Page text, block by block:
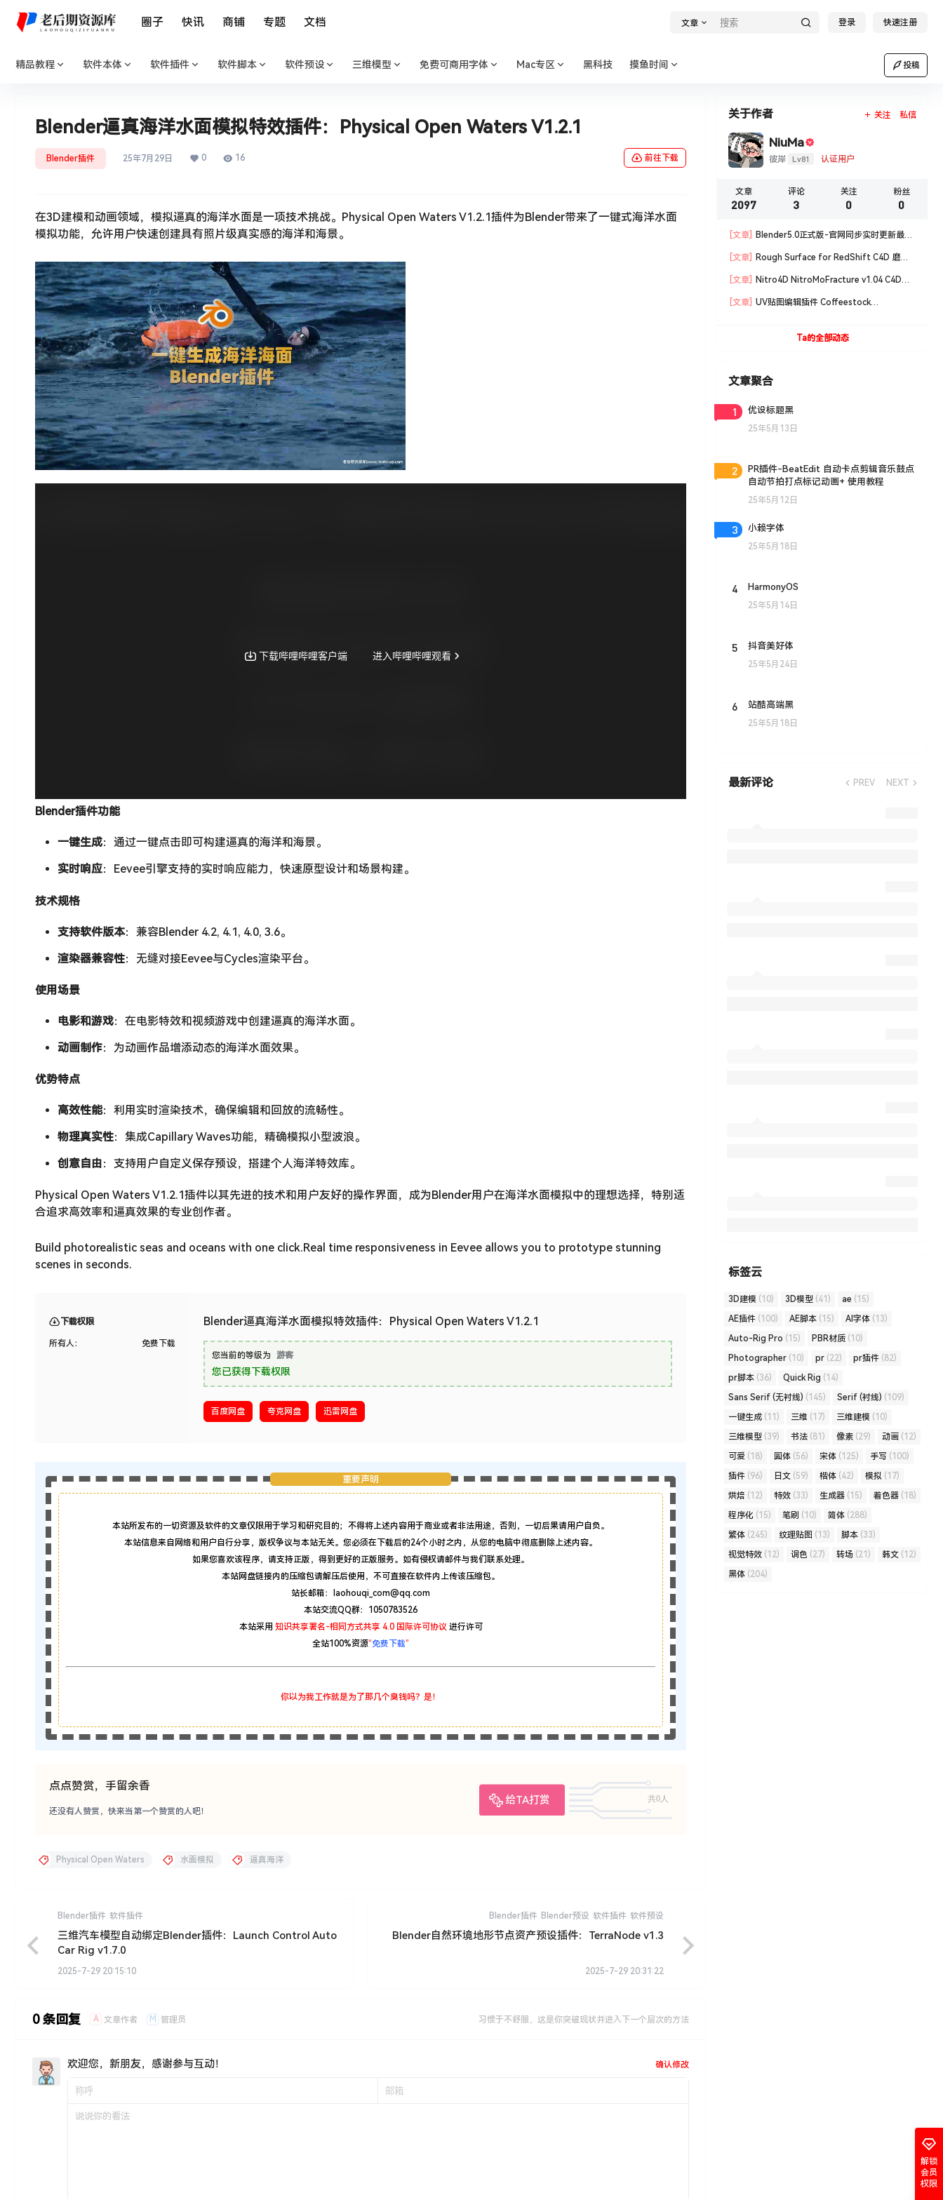
圈子 快讯 商铺 专题 文档 文章 登录 快速注册
精品教程 软件本体 软件插件 软件脚本 软件预设 三维模型 免费可商用字体 Mac专区 黑科技 摸鱼时间 投稿
Blender逼真海洋水面模拟特效插件：Physical Open Waters V1.2.1
Blender插件 25年7月29日 0 16 前往下载
在3D建模和动画领域，模拟逼真的海洋水面是一项技术挑战。Physical Open Waters V1.2.1插件为Blender带来了一键式海洋水面
模拟功能，允许用户快速创建具有照片级真实感的海洋和海景。
Blender插件功能
一键生成：通过一键点击即可构建逼真的海洋和海景。
实时响应：Eevee引擎支持的实时响应能力，快速原型设计和场景构建。
技术规格
支持软件版本：兼容Blender 4.2, 4.1, 4.0, 3.6。
渲染器兼容性：无缝对接Eevee与Cycles渲染平台。
使用场景
电影和游戏：在电影特效和视频游戏中创建逼真的海洋水面。
动画制作：为动画作品增添动态的海洋水面效果。
优势特点
高效性能：利用实时渲染技术，确保编辑和回放的流畅性。
物理真实性：集成Capillary Waves功能，精确模拟小型波浪。
创意自由：支持用户自定义保存预设，搭建个人海洋特效库。
Physical Open Waters V1.2.1插件以其先进的技术和用户友好的操作界面，成为Blender用户在海洋水面模拟中的理想选择，特别适
合追求高效率和逼真效果的专业创作者。
Build photorealistic seas and oceans with one click.Real time responsiveness in Eevee allows you to prototype stunning
scenes in seconds.
下载权限
所有人： 免费下载
Blender逼真海洋水面模拟特效插件：Physical Open Waters V1.2.1
您当前的等级为 游客
您已获得下载权限
百度网盘 夸克网盘 迅雷网盘
重要声明
本站所发布的一切资源及软件的文章仅限用于学习和研究目的；不得将上述内容用于商业或者非法用途，否则，一切后果请用户自负。
本站信息来自网络和用户自行分享，版权争议与本站无关。您必须在下载后的24个小时之内，从您的电脑中彻底删除上述内容。
如果您喜欢该程序，请支持正版，得到更好的正版服务。如有侵权请邮件与我们联系处理。
本站网盘链接内的压缩包请解压后使用，不可直接在软件内上传该压缩包。
站长邮箱：laohouqi_com@qq.com
本站交流QQ群：1050783526
本站采用 知识共享署名-相同方式共享 4.0 国际许可协议 进行许可
全站100%资源“免费下载”
你以为我工作就是为了那几个臭钱吗？是！
点点赞赏，手留余香
给TA打赏
共0人
还没有人赞赏，快来当第一个赞赏的人吧！
Physical Open Waters 水面模拟 逼真海洋
Blender插件 软件插件
三维汽车模型自动绑定Blender插件：Launch Control Auto
Car Rig v1.7.0
2025-7-29 20:15:10
Blender插件 Blender预设 软件插件 软件预设
Blender自然环境地形节点资产预设插件：TerraNode v1.3
2025-7-29 20:31:22
0 条回复 A 文章作者 M 管理员 习惯于不舒服，这是你突破现状并进入下一个层次的方法
欢迎您，新朋友，感谢参与互动！ 确认修改
关于作者 关注 私信
NiuMa
彼岸 Lv81 认证用户
文章
2097
评论
3
关注
0
粉丝
0
[文章]
Blender5.0正式版-官网同步实时更新最新
[文章]
Rough Surface for RedShift C4D 磨损
[文章]
Nitro4D NitroMoFracture v1.04 C4D插
[文章]
UV贴图编辑插件 Coffeestock
Ta的全部动态
文章聚合
1 优设标题黑
25年5月13日
2
PR插件-BeatEdit 自动卡点剪辑音乐鼓点
自动节拍打点标记动画+ 使用教程
25年5月12日
3 小赖字体
25年5月18日
4 HarmonyOS
25年5月14日
5 抖音美好体
25年5月24日
6 站酷高端黑
25年5月18日
最新评论 PREV NEXT
标签云
3D建模 (10) 3D模型 (41) ae (15)
AE插件 (100) AE脚本 (15) AI字体 (13)
Auto-Rig Pro (15) PBR材质 (10)
Photographer (10) pr (22) pr插件 (82)
pr脚本 (36) Quick Rig (14)
Sans Serif (无衬线) (145) Serif (衬线) (109)
一键生成 (11) 三维 (17) 三维建模 (10)
三维模型 (39) 书法 (81) 像素 (29) 动画 (12)
可爱 (18) 圆体 (56) 宋体 (125) 手写 (100)
插件 (96) 日文 (59) 楷体 (42) 模拟 (17)
烘焙 (12) 特效 (33) 生成器 (15) 着色器 (18)
程序化 (15) 笔刷 (10) 简体 (288)
繁体 (245) 纹理贴图 (13) 脚本 (33)
视觉特效 (12) 调色 (27) 转场 (21) 韩文 (12)
黑体 (204)
解锁
会员
权限